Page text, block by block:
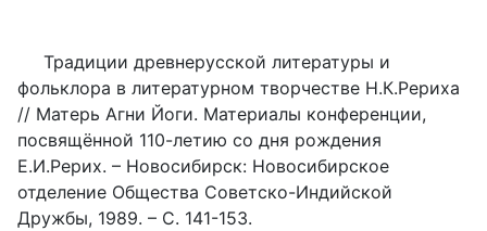
Традиции древнерусской литературы и
фольклора в литературном творчестве Н.К.Рериха
// Матерь Агни Йоги. Материалы конференции,
посвящённой 110-летию со дня рождения
Е.И.Рерих. – Новосибирск: Новосибирское
отделение Общества Советско-Индийской
Дружбы, 1989. – С. 141-153.